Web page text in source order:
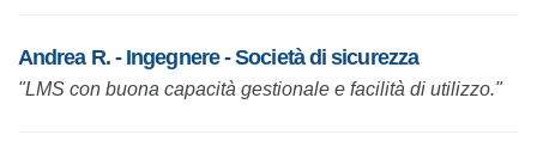
Andrea R. - Ingegnere - Società di sicurezza
"LMS con buona capacità gestionale e facilità di utilizzo."